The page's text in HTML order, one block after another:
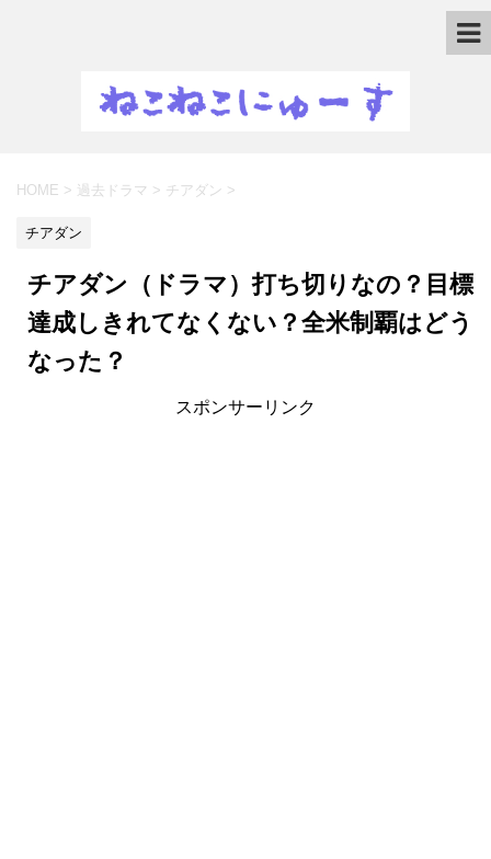
HOME > 過去ドラマ > チアダン >
チアダン
チアダン（ドラマ）打ち切りなの？目標
達成しきれてなくない？全米制覇はどう
なった？
スポンサーリンク